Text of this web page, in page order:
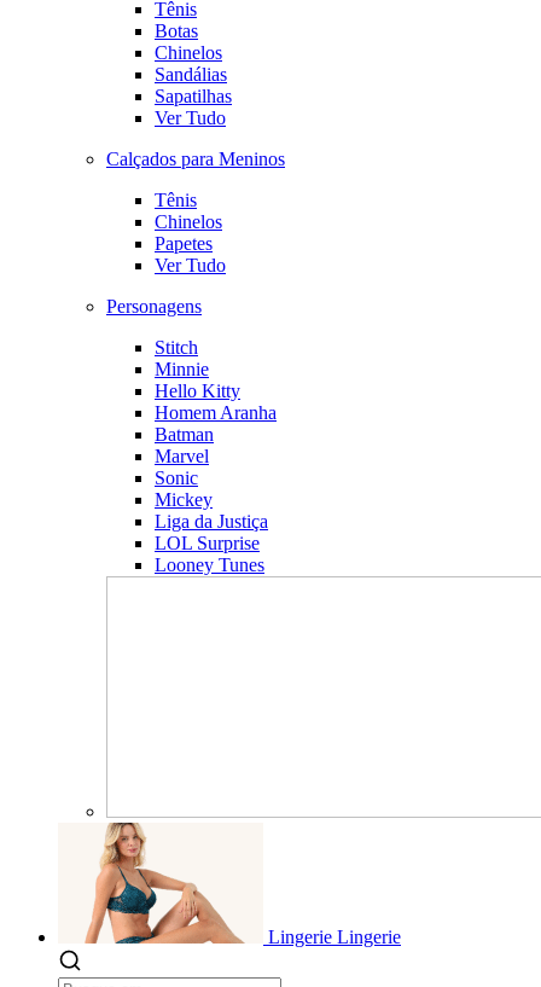
Tênis
Botas
Chinelos
Sandálias
Sapatilhas
Ver Tudo
Calçados para Meninos
Tênis
Chinelos
Papetes
Ver Tudo
Personagens
Stitch
Minnie
Hello Kitty
Homem Aranha
Batman
Marvel
Sonic
Mickey
Liga da Justiça
LOL Surprise
Looney Tunes
Lingerie Lingerie